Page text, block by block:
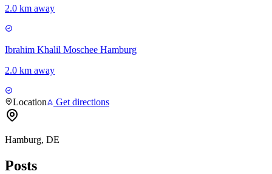
2.0 km away
Ibrahim Khalil Moschee Hamburg
2.0 km away
Location Get directions
Hamburg, DE
Posts